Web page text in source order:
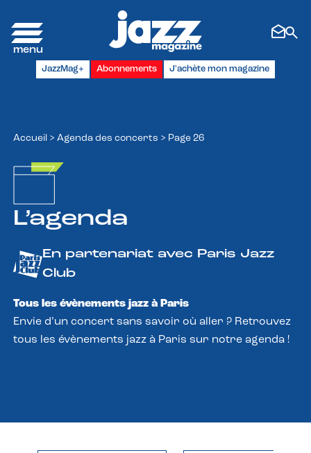
JazzMag+ Abonnements J'achète mon magazine
Accueil > Agenda des concerts > Page 26
L’agenda
En partenariat avec Paris Jazz
Club
Tous les évènements jazz à Paris
Envie d’un concert sans savoir où aller ? Retrouvez
tous les évènements jazz à Paris sur notre agenda !